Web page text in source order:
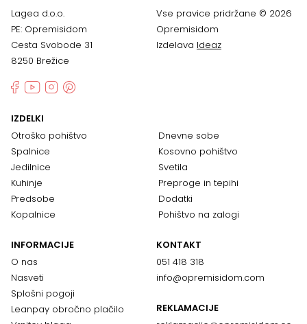
Lagea d.o.o.
PE: Opremisidom
Cesta Svobode 31
8250 Brežice
Vse pravice pridržane © 2026
Opremisidom
Izdelava Ideaz
IZDELKI
Otroško pohištvo
Spalnice
Jedilnice
Kuhinje
Predsobe
Kopalnice
Dnevne sobe
Kosovno pohištvo
Svetila
Preproge in tepihi
Dodatki
Pohištvo na zalogi
INFORMACIJE
O nas
Nasveti
Splošni pogoji
Leanpay obročno plačilo
KONTAKT
051 418 318
info@opremisidom.com
REKLAMACIJE